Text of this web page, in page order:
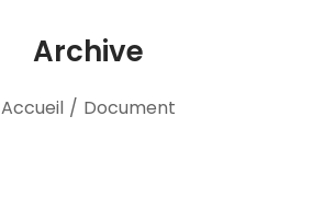
Archive
Accueil / Document